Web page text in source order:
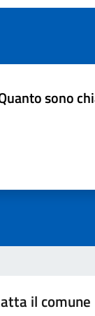
sono
il comune